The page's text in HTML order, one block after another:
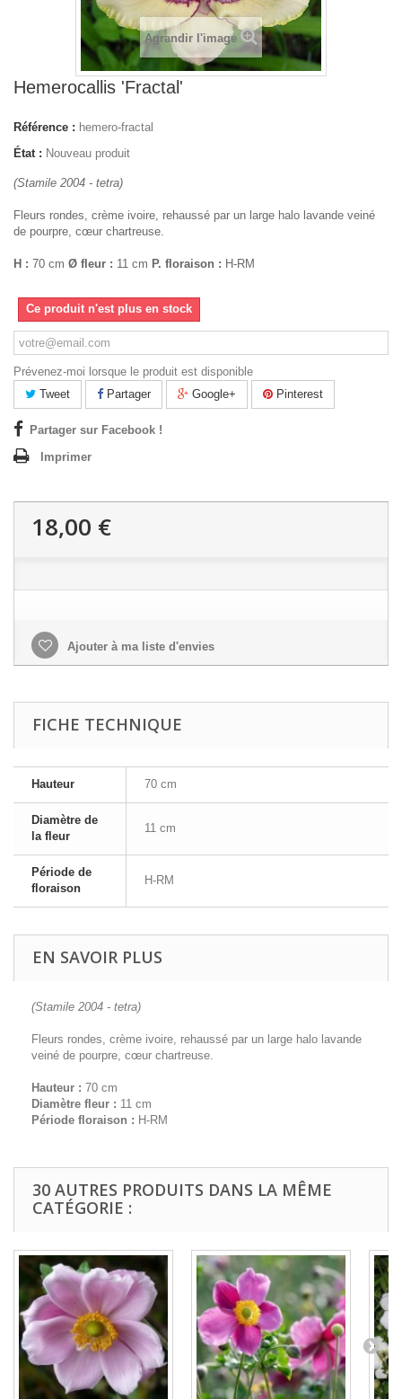
Agrandir l'image
Hemerocallis 'Fractal'
Référence : hemero-fractal
État : Nouveau produit
(Stamile 2004 - tetra)
Fleurs rondes, crème ivoire, rehaussé par un large halo lavande veiné
de pourpre, cœur chartreuse.
H : 70 cm Ø fleur : 11 cm P. floraison : H-RM
Ce produit n'est plus en stock
Prévenez-moi lorsque le produit est disponible
Tweet
Partager Google+ Pinterest
Partager sur Facebook !
Imprimer
18,00 €
Ajouter à ma liste d'envies
FICHE TECHNIQUE
Hauteur 70 cm
Diamètre de
la fleur
11 cm
Période de
floraison
H-RM
EN SAVOIR PLUS
(Stamile 2004 - tetra)
Fleurs rondes, crème ivoire, rehaussé par un large halo lavande
veiné de pourpre, cœur chartreuse.
Hauteur : 70 cm
Diamètre fleur : 11 cm
Période floraison : H-RM
30 AUTRES PRODUITS DANS LA MÊME
CATÉGORIE :